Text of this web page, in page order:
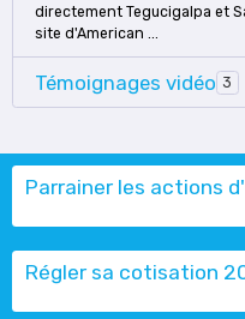
directement Tegucigalpa et
site d'American ...
Témoignages vidéo 3
Parrainer les actions
Régler sa cotisation